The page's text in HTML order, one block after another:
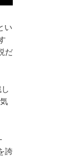
い
だ
誇